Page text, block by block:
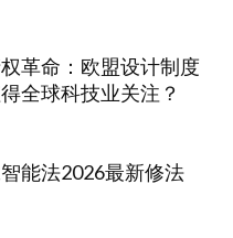
革命：欧盟设计制度
全球科技业关注？
能法2026最新修法